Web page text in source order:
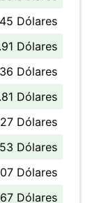
Dólares
Dólares
Dólares
Dólares
Dólares
Dólares
Dólares
Dólares